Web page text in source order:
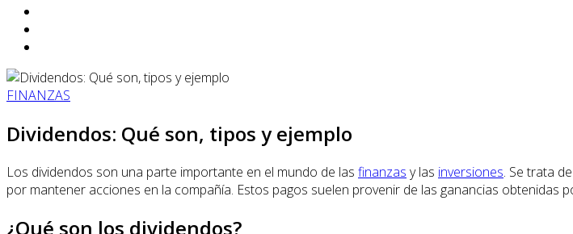
FINANZAS
Dividendos: Qué son, tipos y ejemplo
Los dividendos son una parte importante en el mundo de las finanzas y las inversiones. Se trata
por mantener acciones en la compañía. Estos pagos suelen provenir de las ganancias
¿Qué son los dividendos?